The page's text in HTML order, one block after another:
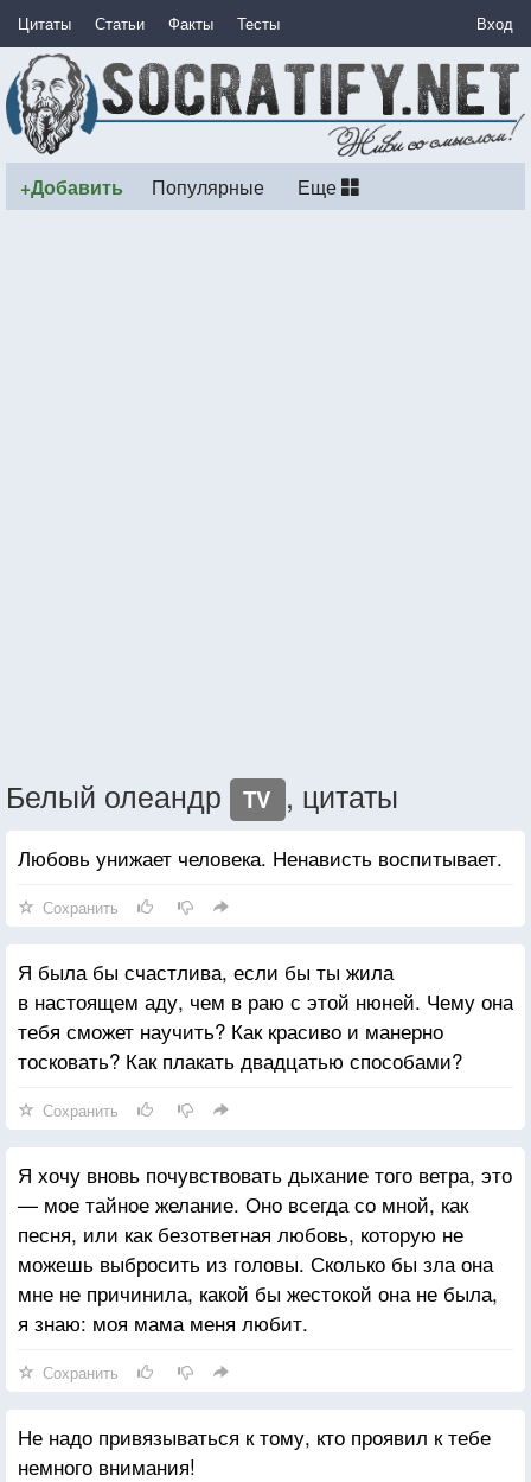
Цитаты Статьи Факты Тесты Вход
+Добавить Популярные Еще
Белый олеандр TV , цитаты
Любовь унижает человека. Ненависть воспитывает.
Сохранить
Я была бы счастлива, если бы ты жила
в настоящем аду, чем в раю с этой нюней. Чему она
тебя сможет научить? Как красиво и манерно
тосковать? Как плакать двадцатью способами?
Сохранить
Я хочу вновь почувствовать дыхание того ветра, это
— мое тайное желание. Оно всегда со мной, как
песня, или как безответная любовь, которую не
можешь выбросить из головы. Сколько бы зла она
мне не причинила, какой бы жестокой она не была,
я знаю: моя мама меня любит.
Сохранить
Не надо привязываться к тому, кто проявил к тебе
немного внимания!